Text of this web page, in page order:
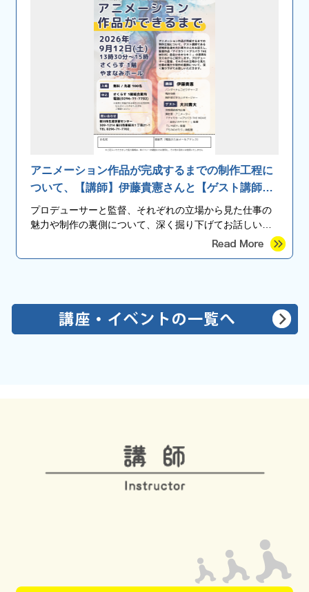
アニメーション作品が完成するまでの制作工程に
ついて、【講師】伊藤貴憲さんと【ゲスト講師】
結城市出身の大川貴大さんをお迎えし、監督作品
『アイカツ！×プリパラＴＨＥＭＯＶＩＥ-出会い
のキセキ！-』の実例を交えながら紹介します。
プロデューサーと監督、それぞれの立場から見た仕事の
魅力や制作の裏側について、深く掘り下げてお話しいた